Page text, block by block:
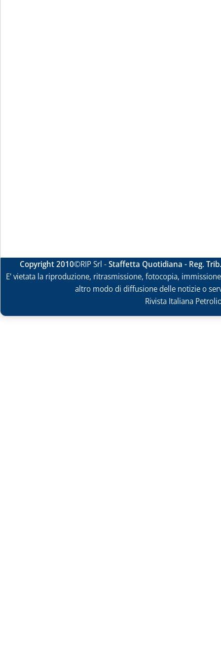
Copyright 2010©RIP Srl -Staffetta Quotidiana - Reg.
E' vietata la riproduzione, ritrasmissione, fotocopia,
altro modo di diffusione delle notizie o
Rivista Italiana